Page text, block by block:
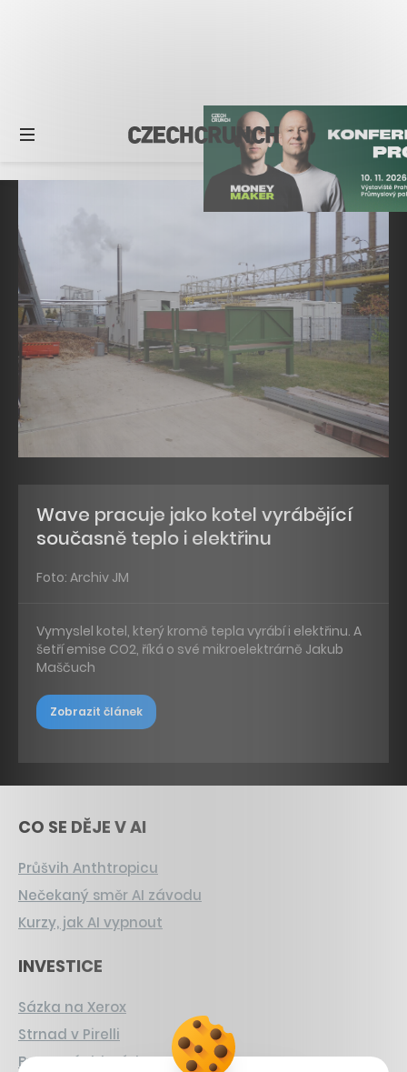
Wave pracuje jako kotel vyrábějící
současně teplo i elektřinu
Foto: Archiv JM
Vymyslel kotel, který kromě tepla vyrábí i elektřinu. A
šetří emise CO2, říká o své mikroelektrárně Jakub
Maščuch
Zobrazit článek
CO SE DĚJE V AI
Průšvih Anthtropicu
Nečekaný směr AI závodu
Kurzy, jak AI vypnout
INVESTICE
Sázka na Xerox
Strnad v Pirelli
Burzovní eldorádo